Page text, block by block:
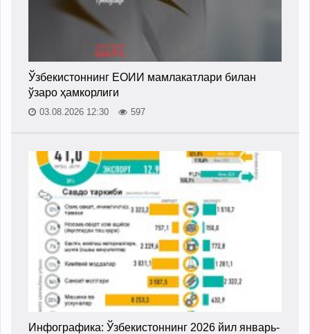
Ўзбекистоннинг ЕОИИ мамлакатлари билан
ўзаро ҳамкорлиги
03.08.2026 12:30 597
Инфографика: Ўзбекистоннинг 2026 йил январь-